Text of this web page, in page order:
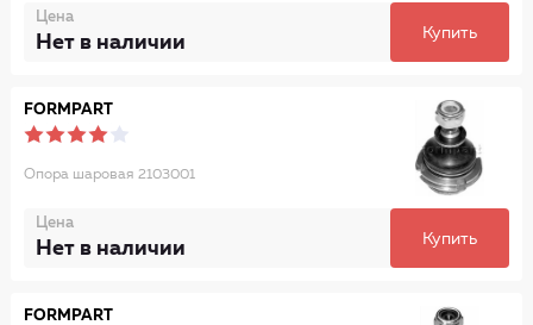
Цена
Нет в наличии Купить
FORMPART
Опора шаровая 2103001
Цена
Нет в наличии Купить
FORMPART